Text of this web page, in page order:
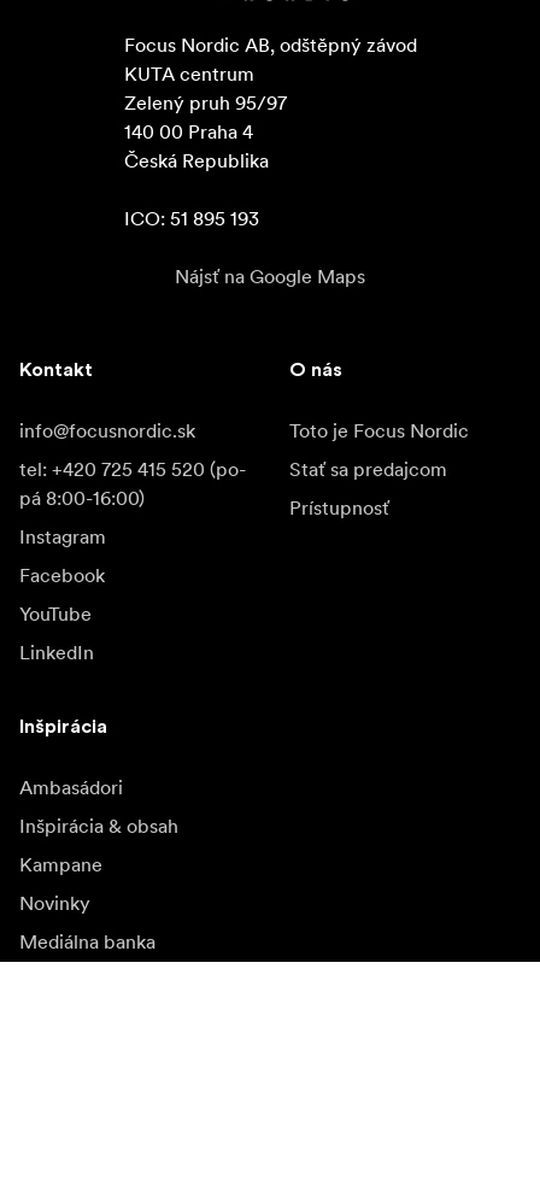
Focus Nordic AB, odštěpný závod
KUTA centrum
Zelený pruh 95/97
140 00 Praha 4
Česká Republika
ICO: 51 895 193
Nájsť na Google Maps
Kontakt
info@focusnordic.sk
tel: +420 725 415 520 (po-
pá 8:00-16:00)
Instagram
Facebook
YouTube
LinkedIn
O nás
Toto je Focus Nordic
Stať sa predajcom
Prístupnosť
Inšpirácia
Ambasádori
Inšpirácia & obsah
Kampane
Novinky
Mediálna banka